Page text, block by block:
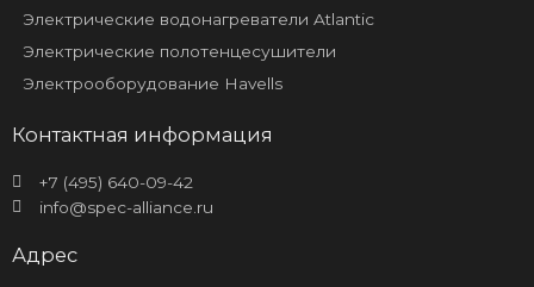
Электрические водонагреватели Atlantic
Электрические полотенцесушители
Электрооборудование Havells
Контактная информация
+7 (495) 640-09-42
info@spec-alliance.ru
Адрес